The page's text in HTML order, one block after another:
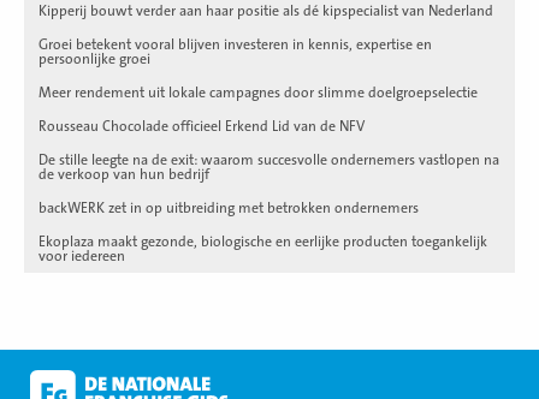
Kipperij bouwt verder aan haar positie als dé kipspecialist van Nederland
Groei betekent vooral blijven investeren in kennis, expertise en
persoonlijke groei
Meer rendement uit lokale campagnes door slimme doelgroepselectie
Rousseau Chocolade officieel Erkend Lid van de NFV
De stille leegte na de exit: waarom succesvolle ondernemers vastlopen na
de verkoop van hun bedrijf
backWERK zet in op uitbreiding met betrokken ondernemers
Ekoplaza maakt gezonde, biologische en eerlijke producten toegankelijk
voor iedereen